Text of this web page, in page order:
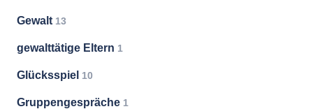
Gewalt 13
gewalttätige Eltern 1
Glücksspiel 10
Gruppengespräche 1